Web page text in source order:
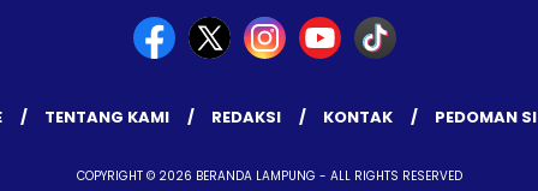
TENTANG KAMI REDAKSI KONTAK PEDOMAN
COPYRIGHT © 2026 BERANDA LAMPUNG - ALL RIGHTS RESERVED